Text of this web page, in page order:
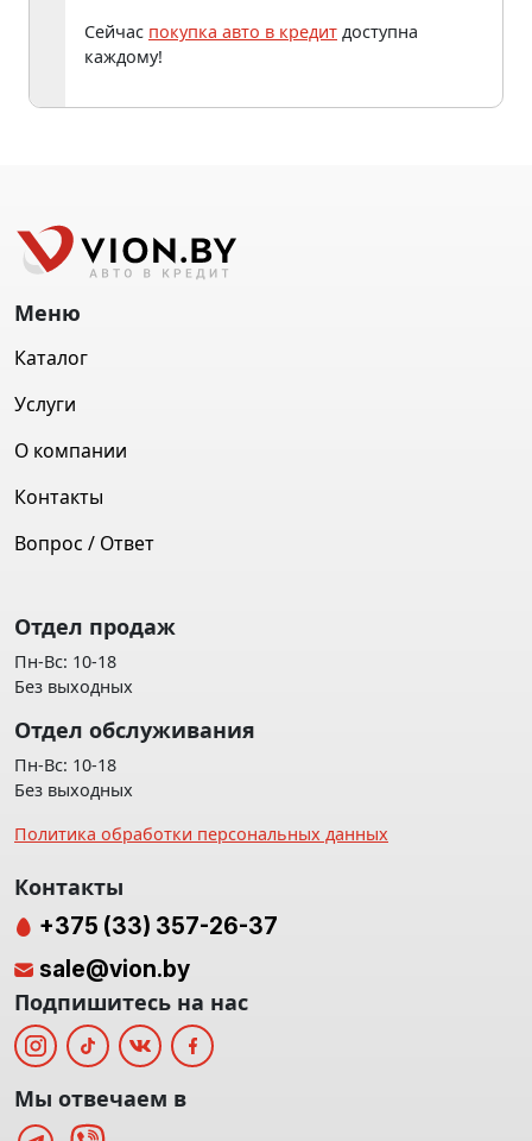
Сейчас покупка авто в кредит доступна
каждому!
Меню
Каталог
Услуги
О компании
Контакты
Вопрос / Ответ
Отдел продаж
Пн-Вс: 10-18
Без выходных
Отдел обслуживания
Пн-Вс: 10-18
Без выходных
Политика обработки персональных данных
Контакты
+375 (33) 357-26-37
sale@vion.by
Подпишитесь на нас
Мы отвечаем в